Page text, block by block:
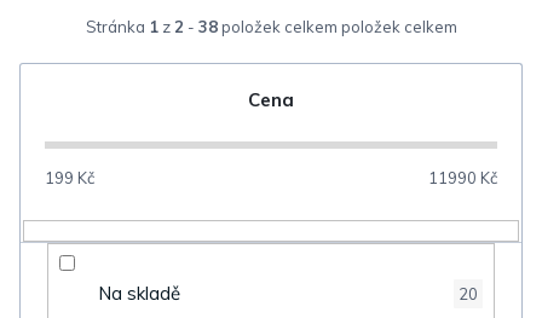
Stránka 1z 2 - 38položek celkem
e
o
Cena
199 Kč 11990 Kč
Na skladě 20